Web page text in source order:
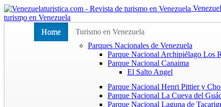
turismo en Venezuela
Home
Turismo en Venezuela
Parques Nacionales de Venezuela
Parque Nacional Archipiélago Los
Parque Nacional Canaima
El Salto Angel
Parque Nacional Henri Pittier y
Parque Nacional La Cueva del
Parque Nacional Laguna de